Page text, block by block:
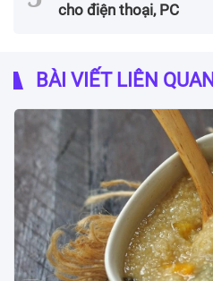
cho điện thoại, PC
BÀI VIẾT LIÊN QUAN